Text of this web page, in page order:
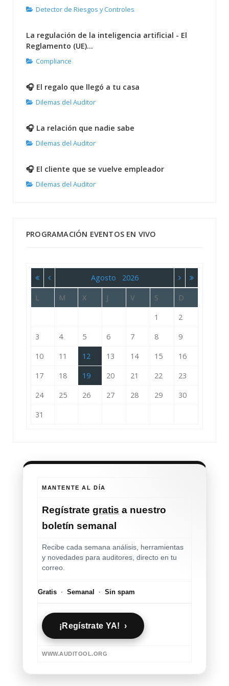
Detector de Riesgos y Controles
La regulación de la inteligencia artificial - El
Reglamento (UE)...
Compliance
🎧 El regalo que llegó a tu casa
Dilemas del Auditor
🎧 La relación que nadie sabe
Dilemas del Auditor
🎧 El cliente que se vuelve empleador
Dilemas del Auditor
PROGRAMACIÓN EVENTOS EN VIVO
Agosto 2026
L M X J V S
D
1
2
3
4 5 6 7 8
9
10
11 12 13 14 15
16
17
18 19 20 21 22
23
24
25 26 27 28 29
30
31
MANTENTE AL DÍA
Regístrate gratis a nuestro
boletín semanal
Recibe cada semana análisis, herramientas
y novedades para auditores, directo en tu
correo.
Gratis · Semanal · Sin spam
¡Regístrate YA! ›
WWW.AUDITOOL.ORG